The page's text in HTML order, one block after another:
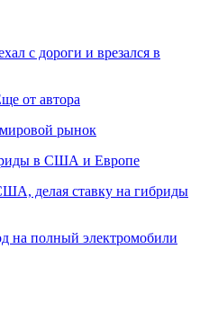
с дороги и врезался в
от автора
рынок
в США и Европе
делая ставку на гибриды
на полный электромобили